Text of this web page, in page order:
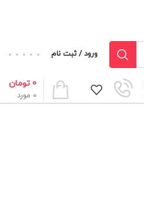
ورود / ثبت نام
0 مورد
0 تومان